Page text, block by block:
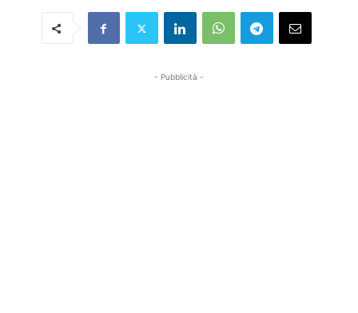
- Pubblicità -